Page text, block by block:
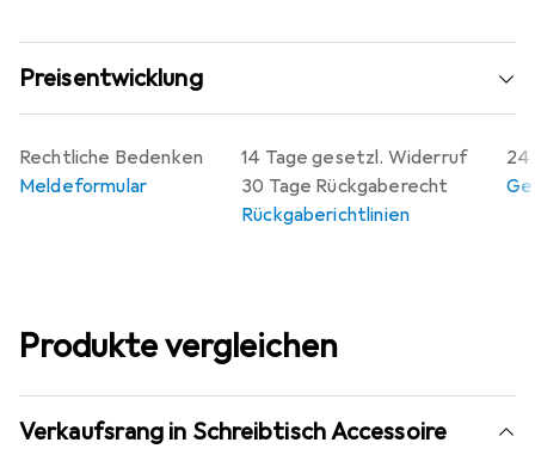
Preisentwicklung
14 Tage gesetzl. Widerruf
30 Tage Rückgaberecht
Rückgaberichtlinien
24
Rechtliche Bedenken
Meldeformular
Produkte vergleichen
Verkaufsrang in Schreibtisch Accessoire